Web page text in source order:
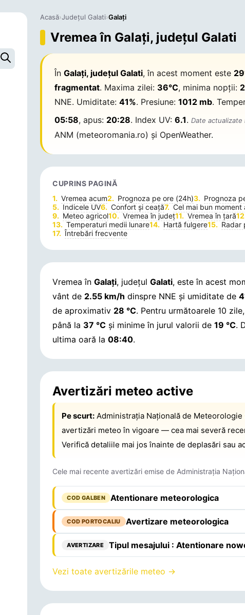
Caută o localitate
Acasă›Județul Galati›Galaţi
Vremea în Galaţi, județul Galati
ÎnGalaţi, județul Galati, în acest moment este
fragmentat. Maxima zilei: 36°C, minima nopții:
NNE. Umiditate:41%. Presiune:1012 mb.
05:58, apus: 20:28. Index UV:6.1.Date
ANM (meteoromania.ro) și OpenWeather.
CUPRINS PAGINĂ
Vremea acum
Prognoza pe ore (24h) Prognoza
Indicele UV
Confort și ceață Cel mai bun moment
Meteo agricol
Vremea în județ Vremea în țară
Temperaturi medii lunare
Hartă fulgere Radar
Întrebări frecvente
Vremea înGalaţi, județulGalati, este în acest
vânt de 2.55 km/h dinspre NNE și umiditate de
de aproximativ 28 °C. Pentru următoarele 10
până la 37 °C și minime în jurul valorii de19 °C.
ultima oară la08:40.
Avertizări meteo active
Pe scurt: Administrația Națională de Meteorologie
avertizări meteo în vigoare — cea mai severă
Verifică detaliile mai jos înainte de deplasări sau
Cele mai recente avertizări emise de Administrația
COD GALBEN Atentionare meteorologica
COD PORTOCALIU Avertizare meteorologica
AVERTIZARE Tipul mesajului : Atentionare
Vezi toate avertizările meteo →